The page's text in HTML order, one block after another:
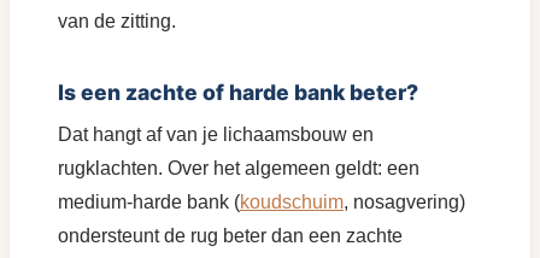
van de zitting.
Is een zachte of harde bank beter?
Dat hangt af van je lichaamsbouw en
rugklachten. Over het algemeen geldt: een
medium-harde bank (koudschuim, nosagvering)
ondersteunt de rug beter dan een zachte